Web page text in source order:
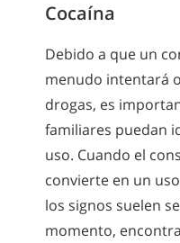
Cocaína
Debido a que un
menudo intentará
drogas, es
familiares puedan
uso. Cuando el
convierte en un
los signos suelen
momento,